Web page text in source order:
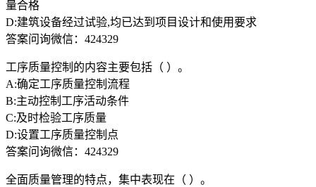
量合格
D:建筑设备经过试验,均已达到项目设计和使用要求
答案问询微信：424329
工序质量控制的内容主要包括（ ）。
A:确定工序质量控制流程
B:主动控制工序活动条件
C:及时检验工序质量
D:设置工序质量控制点
答案问询微信：424329
全面质量管理的特点，集中表现在（ ）。